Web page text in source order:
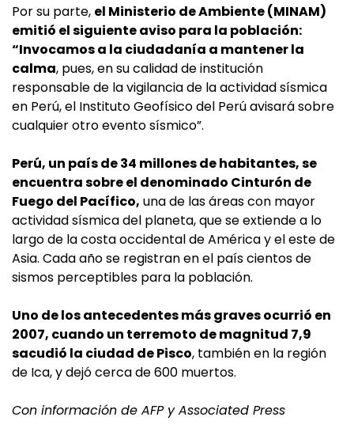
Por su parte, el Ministerio de Ambiente (MINAM)
emitió el siguiente aviso para la población:
“Invocamos a la ciudadanía a mantener la
calma, pues, en su calidad de institución
responsable de la vigilancia de la actividad sísmica
en Perú, el Instituto Geofísico del Perú avisará sobre
cualquier otro evento sísmico”.
Perú, un país de 34 millones de habitantes, se
encuentra sobre el denominado Cinturón de
Fuego del Pacífico, una de las áreas con mayor
actividad sísmica del planeta, que se extiende a lo
largo de la costa occidental de América y el este de
Asia. Cada año se registran en el país cientos de
sismos perceptibles para la población.
Uno de los antecedentes más graves ocurrió en
2007, cuando un terremoto de magnitud 7,9
sacudió la ciudad de Pisco, también en la región
de Ica, y dejó cerca de 600 muertos.
Con información de AFP y Associated Press